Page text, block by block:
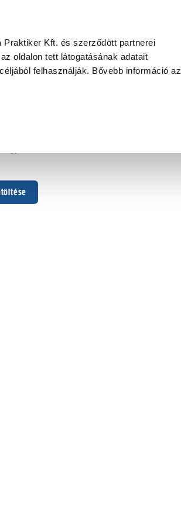
Praktiker Kft. és szerződött partnerei
oldalon tett látogatásának adatait
felhasználják. Bővebb információ az